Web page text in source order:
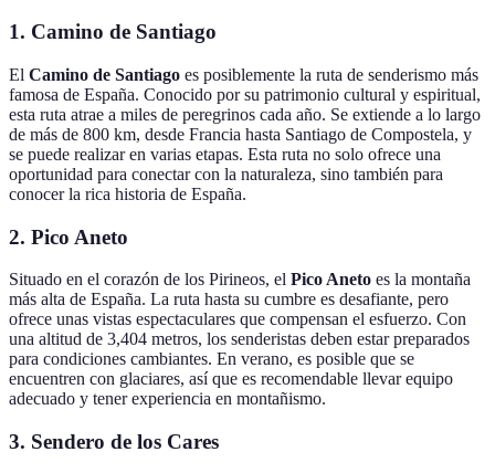
1. Camino de Santiago
El Camino de Santiago es posiblemente la ruta de senderismo más
famosa de España. Conocido por su patrimonio cultural y espiritual,
esta ruta atrae a miles de peregrinos cada año. Se extiende a lo largo
de más de 800 km, desde Francia hasta Santiago de Compostela, y
se puede realizar en varias etapas. Esta ruta no solo ofrece una
oportunidad para conectar con la naturaleza, sino también para
conocer la rica historia de España.
2. Pico Aneto
Situado en el corazón de los Pirineos, el Pico Aneto es la montaña
más alta de España. La ruta hasta su cumbre es desafiante, pero
ofrece unas vistas espectaculares que compensan el esfuerzo. Con
una altitud de 3,404 metros, los senderistas deben estar preparados
para condiciones cambiantes. En verano, es posible que se
encuentren con glaciares, así que es recomendable llevar equipo
adecuado y tener experiencia en montañismo.
3. Sendero de los Cares